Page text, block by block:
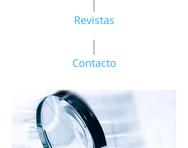
Revistas
Contacto